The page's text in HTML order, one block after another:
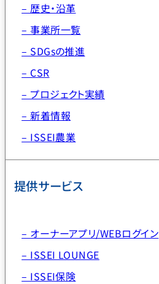
– 歴史・沿革
– 事業所一覧
– SDGsの推進
– CSR
– プロジェクト実績
– 新着情報
– ISSEI農業
提供サービス
– オーナーアプリ/WEBログイン
– ISSEI LOUNGE
– ISSEI保険